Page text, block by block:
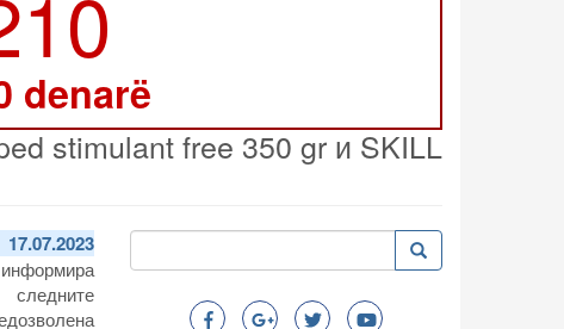
denarë
stimulant free 350 gr и SKILL
17.07.2023
Search
Kërko Kërko